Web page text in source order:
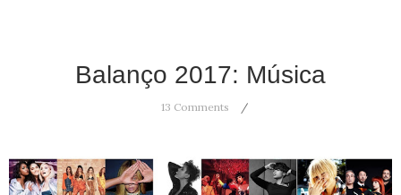
Balanço 2017: Música
13 Comments